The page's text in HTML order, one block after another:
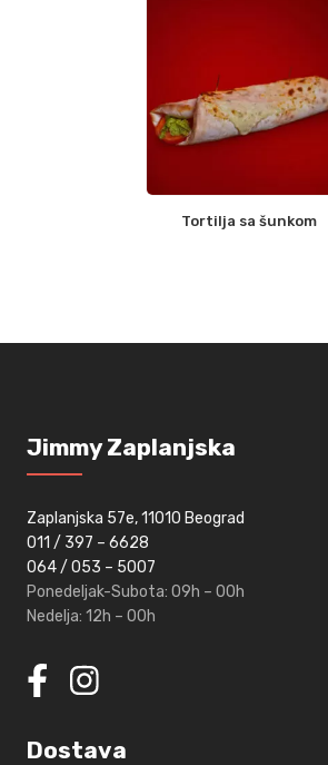
Tortilja sa šunkom
Jimmy Zaplanjska
Zaplanjska 57e, 11010 Beograd
011 / 397 – 6628
064 / 053 – 5007
Ponedeljak-Subota:09h – 00h
Nedelja:12h – 00h
Dostava